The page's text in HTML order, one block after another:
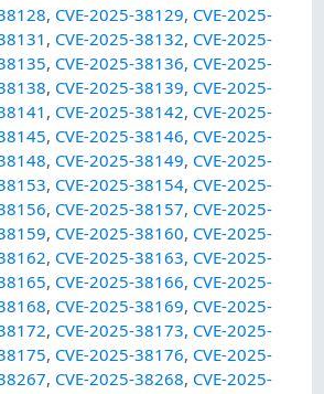
, CVE-2025-38129, CVE-2025-
, CVE-2025-38132, CVE-2025-
, CVE-2025-38136, CVE-2025-
, CVE-2025-38139, CVE-2025-
, CVE-2025-38142, CVE-2025-
, CVE-2025-38146, CVE-2025-
, CVE-2025-38149, CVE-2025-
, CVE-2025-38154, CVE-2025-
, CVE-2025-38157, CVE-2025-
, CVE-2025-38160, CVE-2025-
, CVE-2025-38163, CVE-2025-
, CVE-2025-38166, CVE-2025-
, CVE-2025-38169, CVE-2025-
, CVE-2025-38173, CVE-2025-
, CVE-2025-38176, CVE-2025-
, CVE-2025-38268, CVE-2025-